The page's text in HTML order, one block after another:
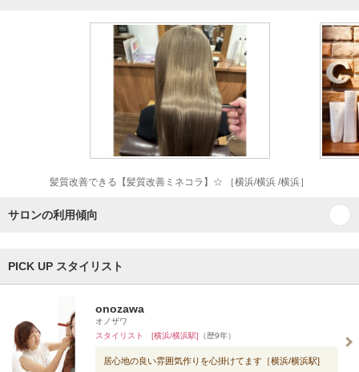
髪質改善できる【髪質改善ミネコラ】☆ ［横浜/横浜 /横浜］
サロンの利用傾向
PICK UP スタイリスト
onozawa
オノザワ
スタイリスト [横浜/横浜駅] （歴9年）
居心地の良い雰囲気作りを心掛けてます［横浜/横浜駅]